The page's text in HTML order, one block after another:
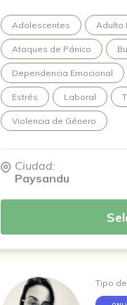
Adolescentes Adulto
Ataques de Pánico
Dependencia Emocional
Estrés Laboral
Violencia de Género
Ciudad:
Paysandu
Tipo